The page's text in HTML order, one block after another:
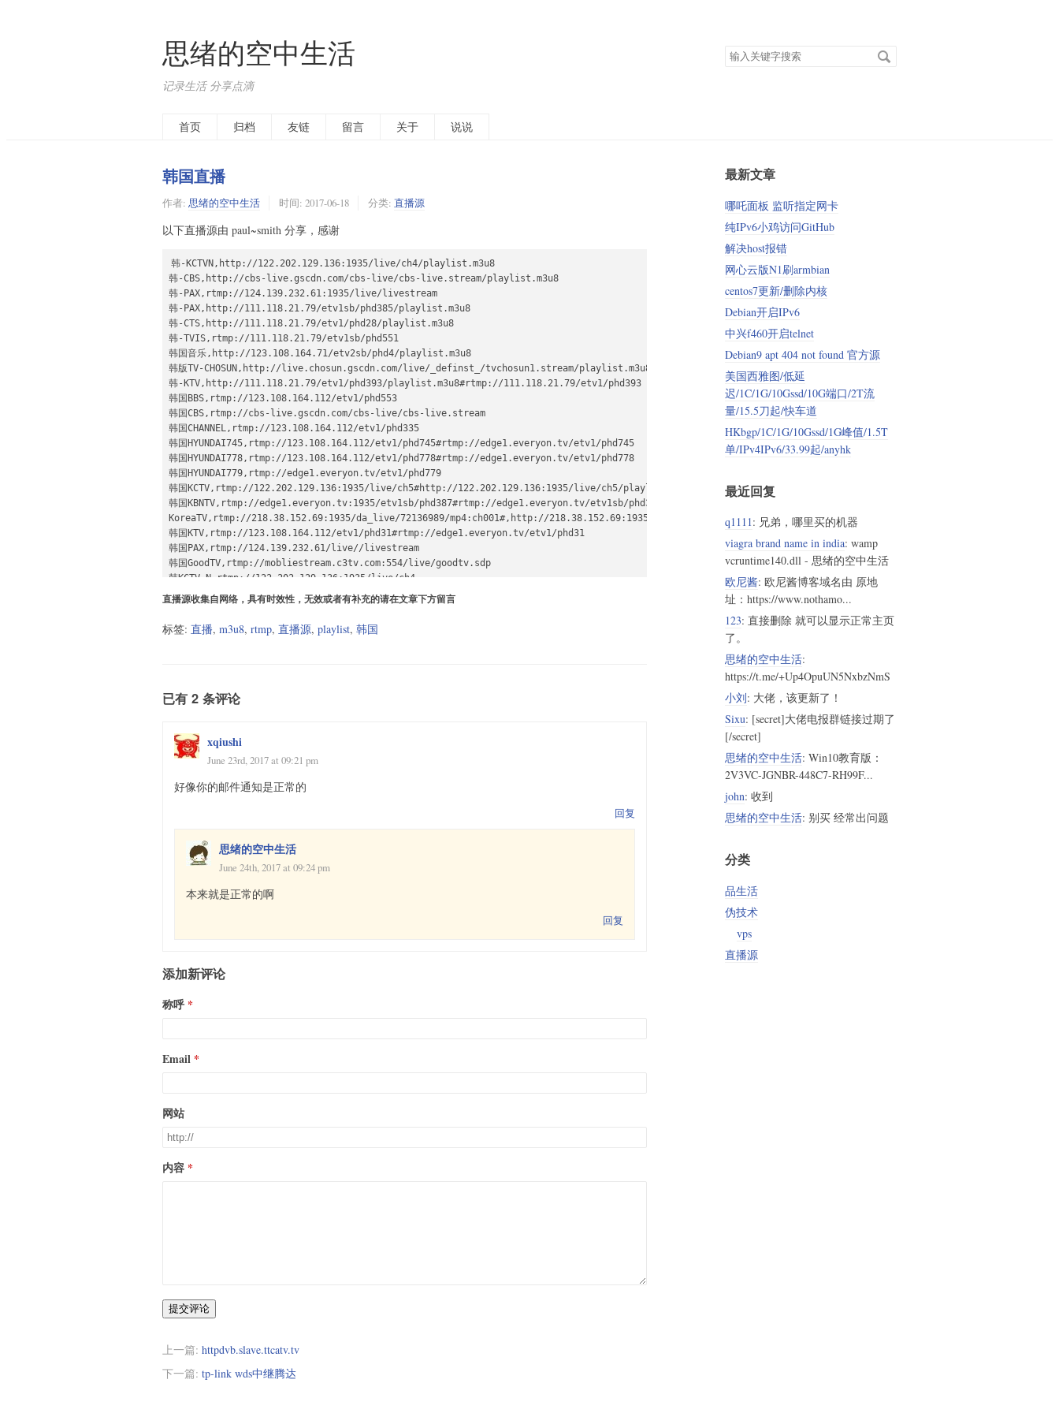
思绪的空中生活
记录生活 分享点滴
搜
首页 归档 友链 留言 关于 说说
韩国直播
作者: 思绪的空中生活 时间: 2017-06-18 分类: 直播源
以下直播源由 paul~smith 分享，感谢
韩-KCTVN,http://122.202.129.136:1935/live/ch4/playlist.m3u8
韩-CBS,http://cbs-live.gscdn.com/cbs-live/cbs-live.stream/playlist.m3u8
韩-PAX,rtmp://124.139.232.61:1935/live/livestream
韩-PAX,http://111.118.21.79/etv1sb/phd385/playlist.m3u8
韩-CTS,http://111.118.21.79/etv1/phd28/playlist.m3u8
韩-TVIS,rtmp://111.118.21.79/etv1sb/phd551
韩国音乐,http://123.108.164.71/etv2sb/phd4/playlist.m3u8
韩版TV-CHOSUN,http://live.chosun.gscdn.com/live/_definst_/tvchosun1.stream/playlist.m3u8#rtmp://live.chosun.gscdn.com/live/tvchosun1.stream
韩-KTV,http://111.118.21.79/etv1/phd393/playlist.m3u8#rtmp://111.118.21.79/etv1/phd393
韩国BBS,rtmp://123.108.164.112/etv1/phd553
韩国CBS,rtmp://cbs-live.gscdn.com/cbs-live/cbs-live.stream
韩国CHANNEL,rtmp://123.108.164.112/etv1/phd335
韩国HYUNDAI745,rtmp://123.108.164.112/etv1/phd745#rtmp://edge1.everyon.tv/etv1/phd745
韩国HYUNDAI778,rtmp://123.108.164.112/etv1/phd778#rtmp://edge1.everyon.tv/etv1/phd778
韩国HYUNDAI779,rtmp://edge1.everyon.tv/etv1/phd779
韩国KCTV,rtmp://122.202.129.136:1935/live/ch5#http://122.202.129.136:1935/live/ch5/playlist.m3u8
韩国KBNTV,rtmp://edge1.everyon.tv:1935/etv1sb/phd387#rtmp://edge1.everyon.tv/etv1sb/phd387
KoreaTV,rtmp://218.38.152.69:1935/da_live/72136989/mp4:ch001#,http://218.38.152.69:1935/da_live/72136989/mp4:ch001/playlist.m3u8#rtmp://218.38.152.31/klive/
韩国KTV,rtmp://123.108.164.112/etv1/phd31#rtmp://edge1.everyon.tv/etv1/phd31
韩国PAX,rtmp://124.139.232.61/live//livestream
韩国GoodTV,rtmp://mobliestream.c3tv.com:554/live/goodtv.sdp
韩KCTV-N,rtmp://122.202.129.136:1935/live/ch4
韩CTS,rtmp://111.118.21.79/etv1/phd28
直播源收集自网络，具有时效性，无效或者有补充的请在文章下方留言
标签: 直播, m3u8, rtmp, 直播源, playlist, 韩国
已有 2 条评论
xqiushi
June 23rd, 2017 at 09:21 pm
好像你的邮件通知是正常的
回复
思绪的空中生活
June 24th, 2017 at 09:24 pm
本来就是正常的啊
回复
添加新评论
称呼
Email
网站
内容
提交评论
上一篇: httpdvb.slave.ttcatv.tv
下一篇: tp-link wds中继腾达
最新文章
哪吒面板 监听指定网卡
纯IPv6小鸡访问GitHub
解决host报错
网心云版N1刷armbian
centos7更新/删除内核
Debian开启IPv6
中兴f460开启telnet
Debian9 apt 404 not found 官方源
美国西雅图/低延
迟/1C/1G/10Gssd/10G端口/2T流
量/15.5刀起/快车道
HKbgp/1C/1G/10Gssd/1G峰值/1.5T
单/IPv4IPv6/33.99起/anyhk
最近回复
q1111: 兄弟，哪里买的机器
viagra brand name in india: wamp
vcruntime140.dll - 思绪的空中生活
欧尼酱: 欧尼酱博客域名由 原地
址：https://www.nothamo...
123: 直接删除 就可以显示正常主页
了。
思绪的空中生活:
https://t.me/+Up4OpuUN5NxbzNmS
小刘: 大佬，该更新了！
Sixu: [secret]大佬电报群链接过期了
[/secret]
思绪的空中生活: Win10教育版：
2V3VC-JGNBR-448C7-RH99F...
john: 收到
思绪的空中生活: 别买 经常出问题
分类
品生活
伪技术
vps
直播源